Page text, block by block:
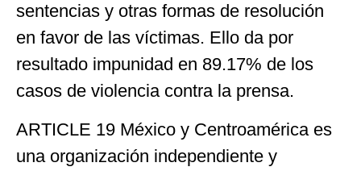
sentencias y otras formas de resolución
en favor de las víctimas. Ello da por
resultado impunidad en 89.17% de los
casos de violencia contra la prensa.
ARTICLE 19 México y Centroamérica es
una organización independiente y